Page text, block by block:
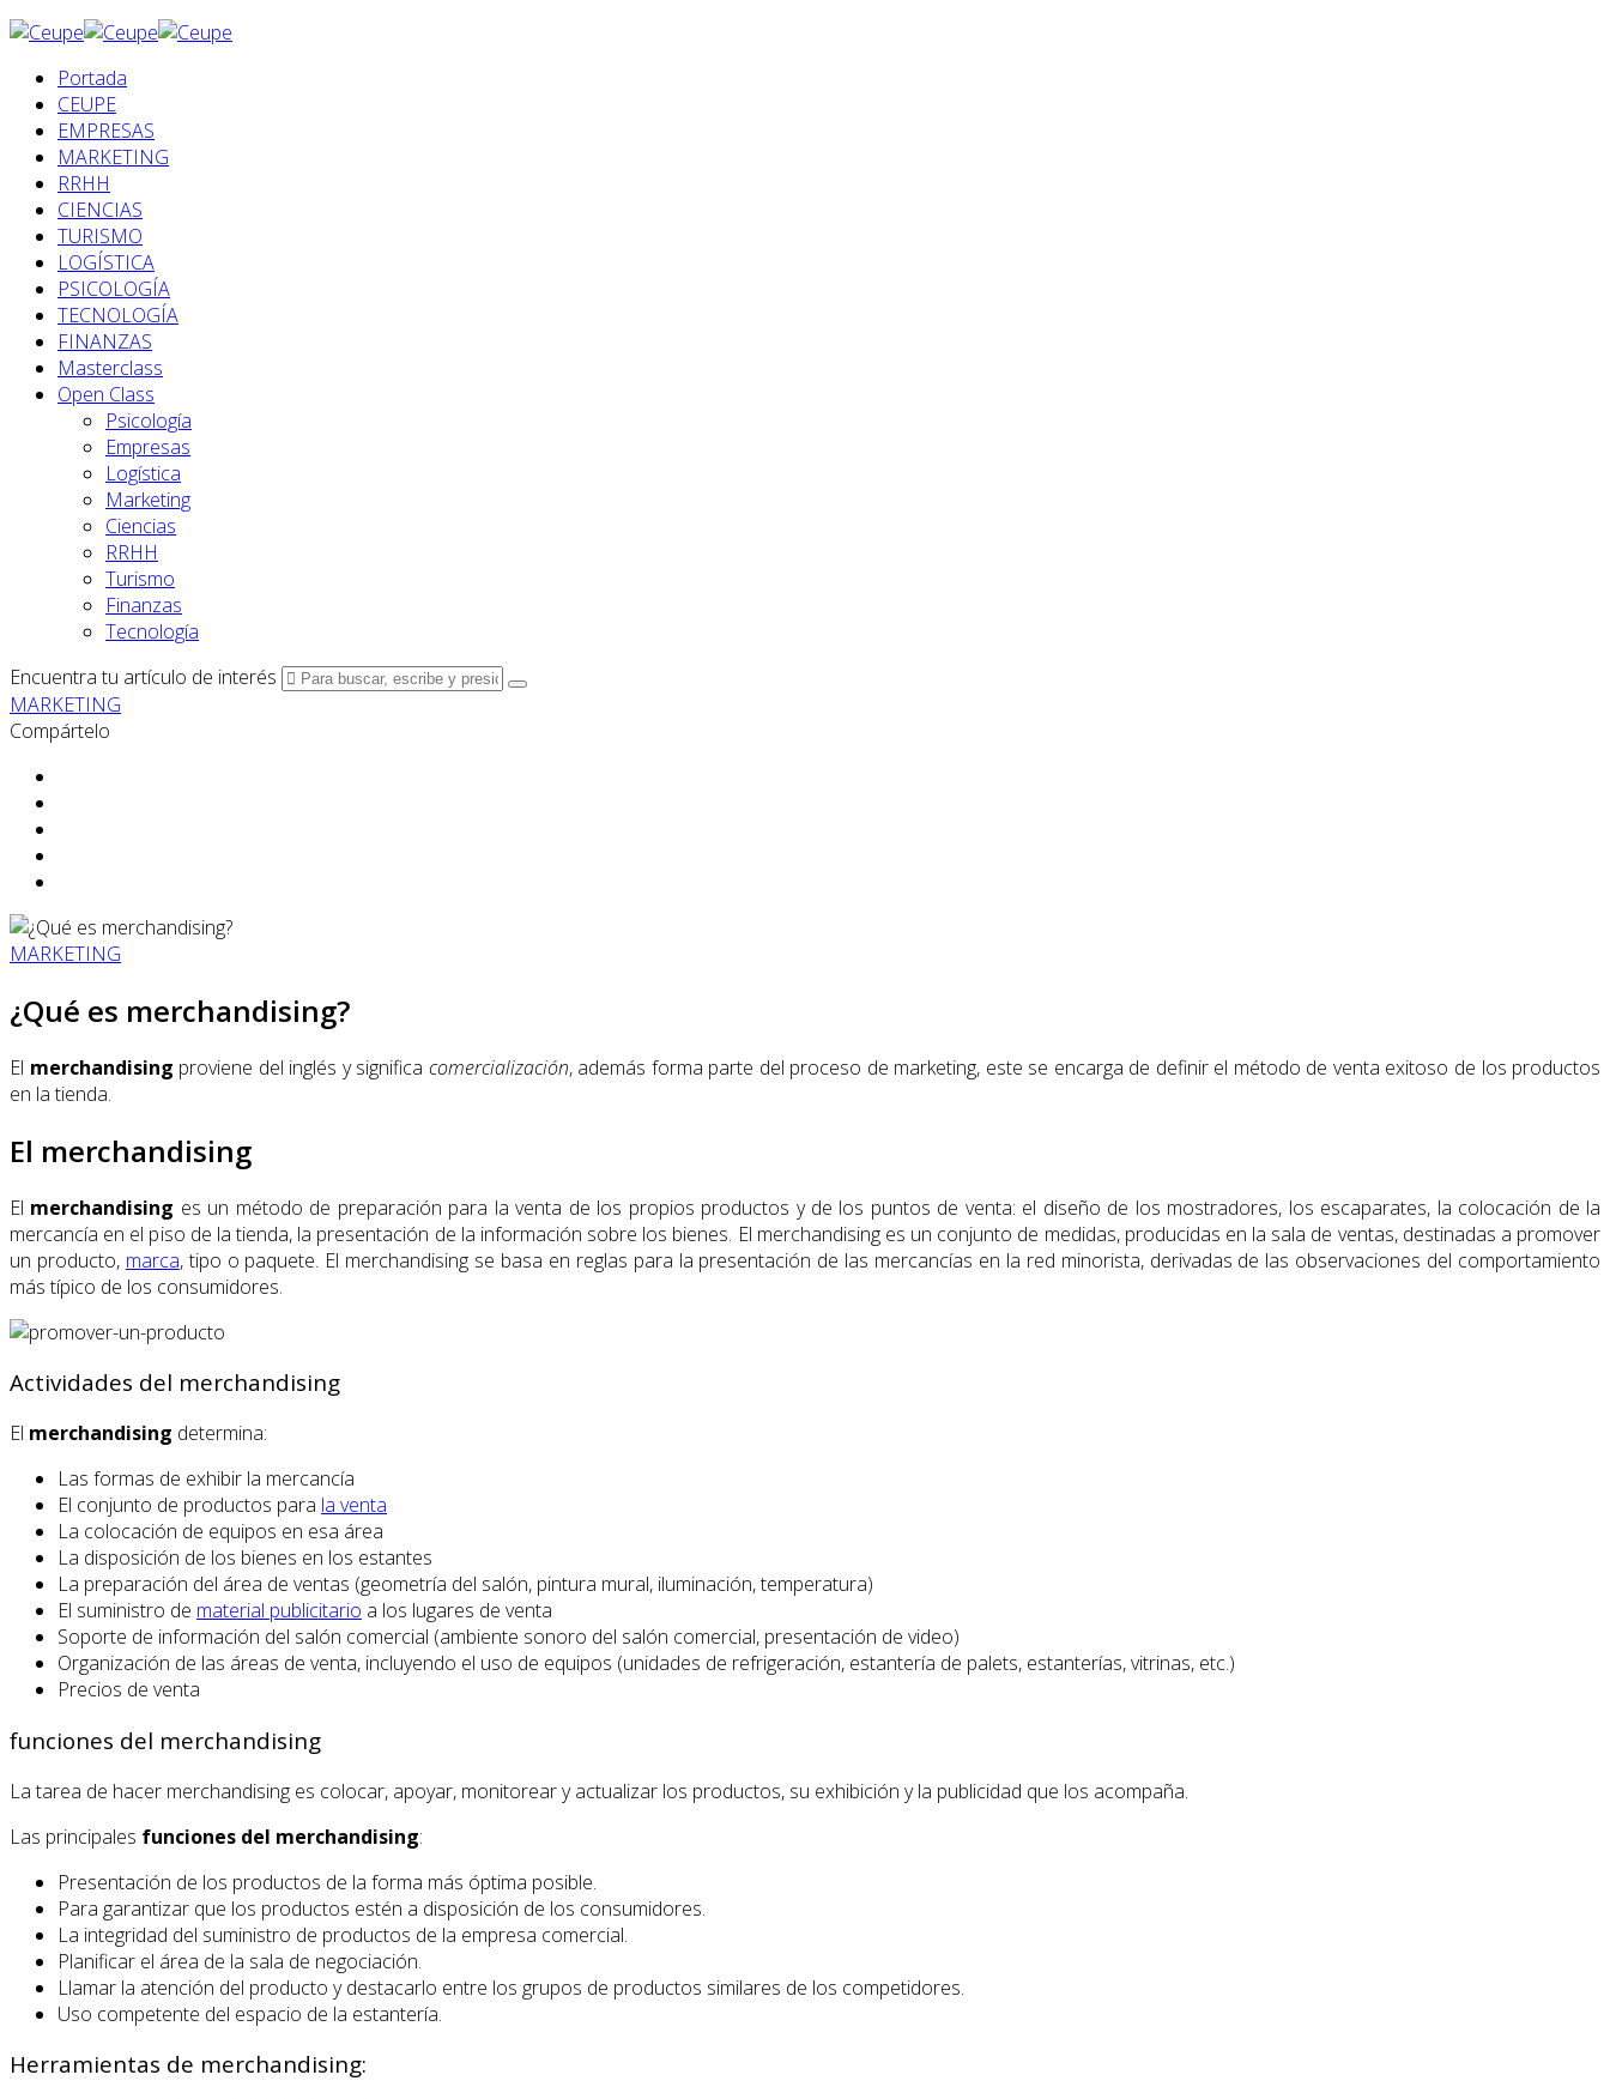
Portada
CEUPE
EMPRESAS
MARKETING
RRHH
CIENCIAS
TURISMO
LOGÍSTICA
PSICOLOGÍA
TECNOLOGÍA
FINANZAS
Masterclass
Open Class
Psicología
Empresas
Logística
Marketing
Ciencias
RRHH
Turismo
Finanzas
Tecnología
Encuentra tu artículo de interés
MARKETING
Compártelo
MARKETING
¿Qué es merchandising?
El merchandising proviene del inglés y significa comercialización, además forma parte del proceso de marketing, este se encarga de definir el método de venta exitoso de los productos
en la tienda.
El merchandising
El merchandising es un método de preparación para la venta de los propios productos y de los puntos de venta: el diseño de los mostradores, los escaparates, la colocación de la
mercancía en el piso de la tienda, la presentación de la información sobre los bienes. El merchandising es un conjunto de medidas, producidas en la sala de ventas, destinadas a promover
un producto, marca, tipo o paquete. El merchandising se basa en reglas para la presentación de las mercancías en la red minorista, derivadas de las observaciones del comportamiento
más típico de los consumidores.
Actividades del merchandising
El merchandising determina:
Las formas de exhibir la mercancía
El conjunto de productos para la venta
La colocación de equipos en esa área
La disposición de los bienes en los estantes
La preparación del área de ventas (geometría del salón, pintura mural, iluminación, temperatura)
El suministro de material publicitario a los lugares de venta
Soporte de información del salón comercial (ambiente sonoro del salón comercial, presentación de video)
Organización de las áreas de venta, incluyendo el uso de equipos (unidades de refrigeración, estantería de palets, estanterías, vitrinas, etc.)
Precios de venta
funciones del merchandising
La tarea de hacer merchandising es colocar, apoyar, monitorear y actualizar los productos, su exhibición y la publicidad que los acompaña.
Las principales funciones del merchandising:
Presentación de los productos de la forma más óptima posible.
Para garantizar que los productos estén a disposición de los consumidores.
La integridad del suministro de productos de la empresa comercial.
Planificar el área de la sala de negociación.
Llamar la atención del producto y destacarlo entre los grupos de productos similares de los competidores.
Uso competente del espacio de la estantería.
Herramientas de merchandising: